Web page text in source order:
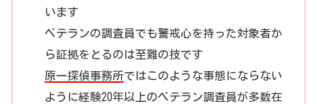
います
ベテランの調査員でも警戒心を持った対象者か
ら証拠をとるのは至難の技です
原一探偵事務所ではこのような事態にならない
ように経験20年以上のベテラン調査員が多数在